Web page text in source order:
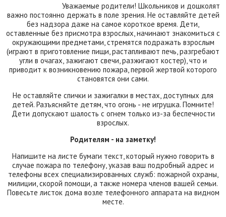
Уважаемые родители! Школьников и дошколят
важно постоянно держать в поле зрения. Не оставляйте детей
без надзора даже на самое короткое время. Дети,
оставленные без присмотра взрослых, начинают знакомиться с
окружающими предметами, стремятся подражать взрослым
(играют в приготовление пищи, растапливают печь, разгребают
угли в очагах, зажигают свечи, разжигают костер), что и
приводит к возникновению пожара, первой жертвой которого
становятся они сами.
Не оставляйте спички и зажигалки в местах, доступных для
детей. Разъясняйте детям, что огонь - не игрушка. Помните!
Дети допускают шалость с огнем только из-за беспечности
взрослых.
Родителям - на заметку!
Напишите на листе бумаги текст, который нужно говорить в
случае пожара по телефону, указав ваш подробный адрес и
телефоны всех специализированных служб: пожарной охраны,
милиции, скорой помощи, а также номера членов вашей семьи.
Повесьте листок дома возле телефонного аппарата на видном
месте.